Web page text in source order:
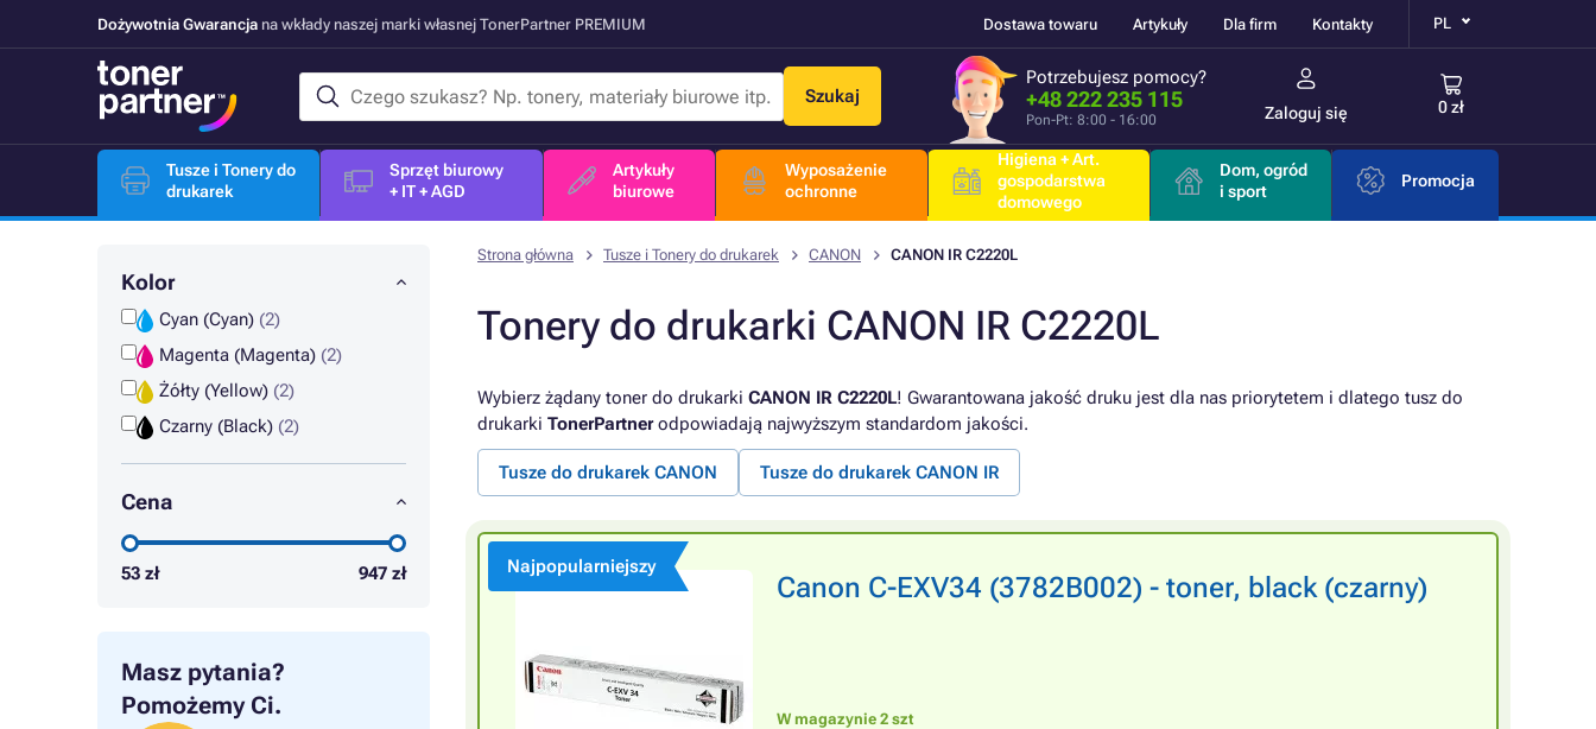
Dożywotnia Gwarancja na wkłady naszej marki własnej TonerPartner PREMIUM Dostawa towaru Artykuły Dla firm Kontakty PL
Szukaj
Potrzebujesz pomocy?
+48 222 235 115
Pon-Pt: 8:00 - 16:00 Zaloguj się 0 zł
Tusze i Tonery do
drukarek
Sprzęt biurowy
+ IT + AGD
Artykuły
biurowe
Wyposażenie
ochronne
Higiena + Art.
gospodarstwa
domowego
Dom, ogród
i sport
Promocja
Kolor
Cyan (Cyan) (2)
Magenta (Magenta) (2)
Żółty (Yellow) (2)
Czarny (Black) (2)
Cena
53 zł 947 zł
Masz pytania?
Pomożemy Ci.
Strona główna Tusze i Tonery do drukarek CANON CANON IR C2220L
Tonery do drukarki CANON IR C2220L
Wybierz żądany toner do drukarki CANON IR C2220L! Gwarantowana jakość druku jest dla nas priorytetem i dlatego tusz do
drukarki TonerPartnerodpowiadają najwyższym standardom jakości.
Tusze do drukarek CANON Tusze do drukarek CANON IR
Najpopularniejszy
Canon C-EXV34 (3782B002) - toner, black (czarny)
W magazynie 2 szt